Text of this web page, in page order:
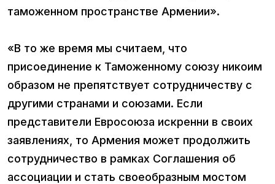
таможенном пространстве Армении».
«В то же время мы считаем, что
присоединение к Таможенному союзу никоим
образом не препятствует сотрудничеству с
другими странами и союзами. Если
представители Евросоюза искренни в своих
заявлениях, то Армения может продолжить
сотрудничество в рамках Соглашения об
ассоциации и стать своеобразным мостом